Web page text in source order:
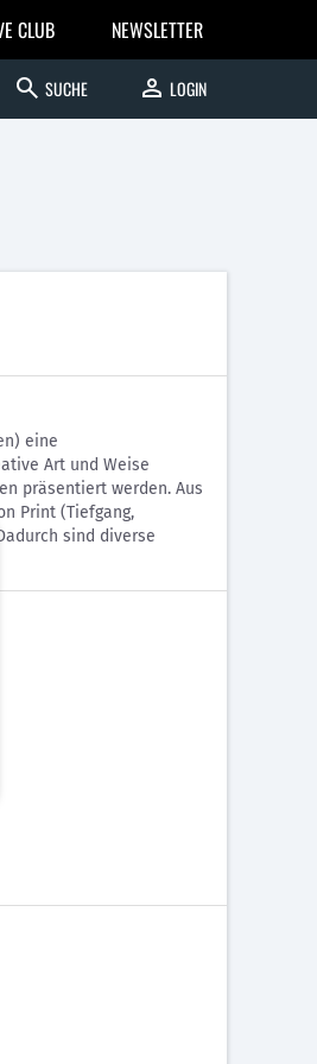
CLUB NEWSLETTER
search SUCHE person LOGIN
eine
Art und Weise
präsentiert werden. Aus
Print (Tiefgang,
sind diverse